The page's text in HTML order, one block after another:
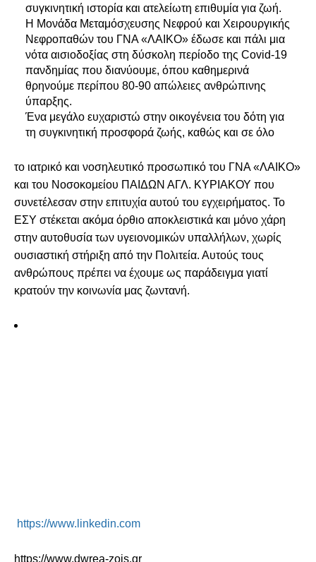
συγκινητική ιστορία και ατελείωτη επιθυμία για ζωή.
Η Μονάδα Μεταμόσχευσης Νεφρού και Χειρουργικής
Νεφροπαθών του ΓΝΑ «ΛΑΙΚΟ» έδωσε και πάλι μια
νότα αισιοδοξίας στη δύσκολη περίοδο της Covid-19
πανδημίας που διανύουμε, όπου καθημερινά
θρηνούμε περίπου 80-90 απώλειες ανθρώπινης
ύπαρξης.
Ένα μεγάλο ευχαριστώ στην οικογένεια του δότη για
τη συγκινητική προσφορά ζωής, καθώς και σε όλο
το ιατρικό και νοσηλευτικό προσωπικό του ΓΝΑ «ΛΑΙΚΟ»
και του Νοσοκομείου ΠΑΙΔΩΝ ΑΓΛ. ΚΥΡΙΑΚΟΥ που
συνετέλεσαν στην επιτυχία αυτού του εγχειρήματος. Το
ΕΣΥ στέκεται ακόμα όρθιο αποκλειστικά και μόνο χάρη
στην αυτοθυσία των υγειονομικών υπαλλήλων, χωρίς
ουσιαστική στήριξη από την Πολιτεία. Αυτούς τους
ανθρώπους πρέπει να έχουμε ως παράδειγμα γιατί
κρατούν την κοινωνία μας ζωντανή.
https://www.linkedin.com
https://www.dwrea-zois.gr